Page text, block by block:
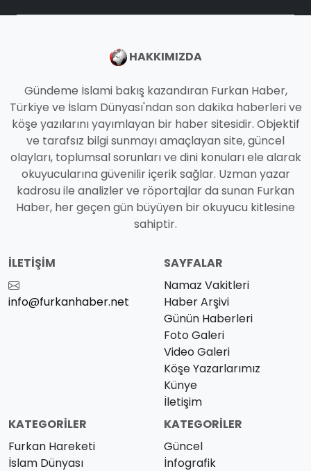
HAKKIMIZDA
Gündeme İslami bakış kazandıran Furkan Haber,
Türkiye ve İslam Dünyası'ndan son dakika haberleri ve
köşe yazılarını yayımlayan bir haber sitesidir. Objektif
ve tarafsız bilgi sunmayı amaçlayan site, güncel
olayları, toplumsal sorunları ve dini konuları ele alarak
okuyucularına güvenilir içerik sağlar. Uzman yazar
kadrosu ile analizler ve röportajlar da sunan Furkan
Haber, her geçen gün büyüyen bir okuyucu kitlesine
sahiptir.
İLETIŞIM
info@furkanhaber.net
SAYFALAR
Namaz Vakitleri
Haber Arşivi
Günün Haberleri
Foto Galeri
Video Galeri
Köşe Yazarlarımız
Künye
İletişim
KATEGORILER
Furkan Hareketi
İslam Dünyası
KATEGORILER
Güncel
İnfografik